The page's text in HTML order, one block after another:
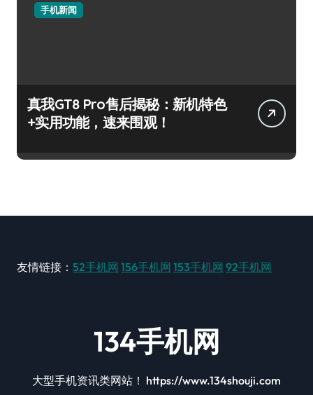
手机新闻
真我GT8 Pro售后揭秘：新机特色
+实用功能，速来围观！
友情链接： 52手机网 156手机网 153手机网 92手机网
134手机网
大型手机资讯类网站！ https://www.134shouji.com